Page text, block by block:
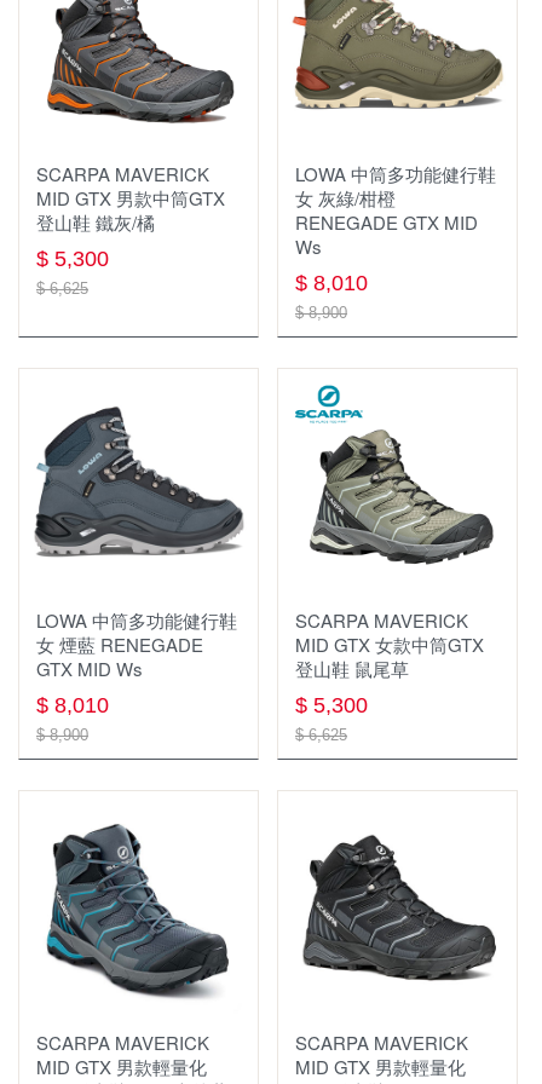
繩索，挽索，牛尾繩
固定點
防墜器.止墜器
座式吊帶，胸位吊帶
下降器
裝備包袋 繩袋 繩筒
繩索保護器/套
勢能吸收器 緩衝包 防墜包
安全帽配件
滑輪
安全帶配件
配件 工具
全身式安全吊帶
雪地、冰攀裝備
岩楔
配件 工具
繩梯
固定點 確保點 假支點 分力盤
滑輪
下降器/確保器
扁帶 扁帶環 繩環 腳環
頭盔 安全帽 與週邊
防墜器 FALL ARRESTERS
排汗長褲
軟殼 刷毛 保暖長褲
機能內衣褲
保暖上衣
透氣排汗襯衫
雨衣 防水褲
背心
羽絨外套
風衣外套
保暖外套(刷毛 化纖)
兩件式防水外套
中/高筒登山鞋
短筒健行鞋
鞋類週邊
襪子
帽子,頭巾
圓盤帽
保暖帽
排汗頭巾
保暖頭巾
鈦製品
鈦瓶
鈦餐具
鈦鍋
鈦碗
登山背包(30-49L)
molle配件包
登山背包(未滿30L)
腰包 零錢包 小物袋
登頂包
單肩休閒背包
側背包
戰術背包
背架式背包
休閒背包
背包週邊
登山背包(50L以上)
照明系列
照明用具週邊
頭燈
瓦斯燈
手電筒
燈條
登山杖
旋轉扣
折疊式
登山杖配件週邊
飲水系統
水壺 水瓶
水袋
保溫瓶
水壺水袋週邊
吸管水袋
1~3人 帳篷
4人以上 帳篷
炊事帳 客廳帳
衛浴帳
帳篷週邊
天幕 地布
睡眠用具
睡袋內套
吊床與吊床週邊
睡眠用具週邊
行軍床
露宿袋
充氣睡墊
鍋具
鍋具週邊
不鏽鋼鍋
鋁合金鍋
聚熱強效鍋 效率系統鍋
茶壺
煎盤 烤盤
爐具
瓦斯爐
瓦斯
卡式爐
汽化爐
柴火爐 焚火台
爐具週邊
餐廚用具
匙叉筷
鍋杓鏟
餐廚網
保溫保冷袋、箱
食品類
戶外傢俱
桌
層架系列
戶外3C裝備
戶外配件 其它
護膝 綁腿 護脛
車頂帳與週邊
SCARPA MAVERICK
MID GTX 男款中筒GTX
登山鞋 鐵灰/橘
$ 5,300
$ 6,625
LOWA 中筒多功能健行鞋
女 灰綠/柑橙
RENEGADE GTX MID
Ws
$ 8,010
$ 8,900
LOWA 中筒多功能健行鞋
女 煙藍 RENEGADE
GTX MID Ws
$ 8,010
$ 8,900
SCARPA MAVERICK
MID GTX 女款中筒GTX
登山鞋 鼠尾草
$ 5,300
$ 6,625
SCARPA MAVERICK
MID GTX 男款輕量化
SCARPA MAVERICK
MID GTX 男款輕量化